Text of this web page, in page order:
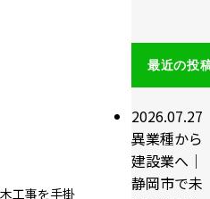
工事を手掛
最近の投
2026.07.27
異業種から
建設業へ｜
静岡市で未